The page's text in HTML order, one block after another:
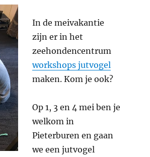
In de meivakantie
zijn er in het
zeehondencentrum
workshops jutvogel
maken. Kom je ook?
Op 1, 3 en 4 mei ben je
welkom in
Pieterburen en gaan
we een jutvogel